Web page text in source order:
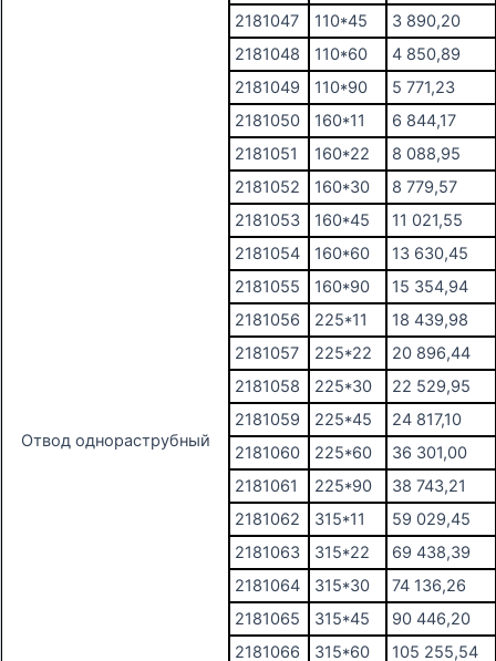
Отвод однораструбный
2181047
110*45
3 890,20
2181048
110*60
4 850,89
2181049
110*90
5 771,23
2181050
160*11
6 844,17
2181051
160*22
8 088,95
2181052
160*30
8 779,57
2181053
160*45
11 021,55
2181054
160*60
13 630,45
2181055
160*90
15 354,94
2181056
225*11
18 439,98
2181057
225*22
20 896,44
2181058
225*30
22 529,95
2181059
225*45
24 817,10
2181060
225*60
36 301,00
2181061
225*90
38 743,21
2181062
315*11
59 029,45
2181063
315*22
69 438,39
2181064
315*30
74 136,26
2181065
315*45
90 446,20
2181066
315*60 105 255,54